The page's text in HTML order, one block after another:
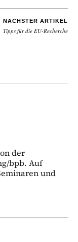
NÄCHSTER ARTIKEL
Tipps für die EU-Recherche
der
bpb. Auf
und